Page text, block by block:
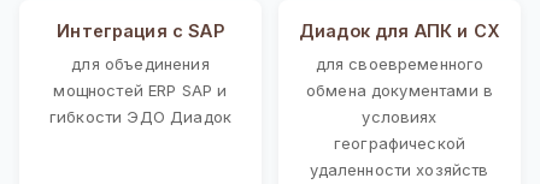
Интеграция с SAP
для объединения
мощностей ERP SAP и
гибкости ЭДО Диадок
Диадок для АПК и СХ
для своевременного
обмена документами в
условиях
географической
удаленности хозяйств